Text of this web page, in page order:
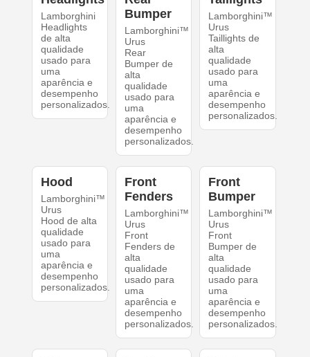
Lamborghini
Headlights
de alta
qualidade
usado para
uma
aparência e
desempenho
personalizados.
Bumper
Lamborghini™
Urus
Rear
Bumper de
alta
qualidade
usado para
uma
aparência e
desempenho
personalizados.
Lamborghini™
Urus
Taillights de
alta
qualidade
usado para
uma
aparência e
desempenho
personalizados.
Hood
Lamborghini™
Urus
Hood de alta
qualidade
usado para
uma
aparência e
desempenho
personalizados.
Front
Fenders
Lamborghini™
Urus
Front
Fenders de
alta
qualidade
usado para
uma
aparência e
desempenho
personalizados.
Front
Bumper
Lamborghini™
Urus
Front
Bumper de
alta
qualidade
usado para
uma
aparência e
desempenho
personalizados.